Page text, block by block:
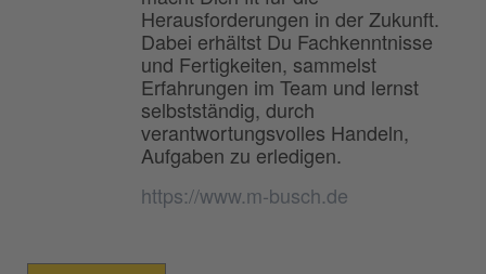
Herausforderungen in der Zukunft.
Dabei erhältst Du Fachkenntnisse
und Fertigkeiten, sammelst
Erfahrungen im Team und lernst
selbstständig, durch
verantwortungsvolles Handeln,
Aufgaben zu erledigen.
https://www.m-busch.de